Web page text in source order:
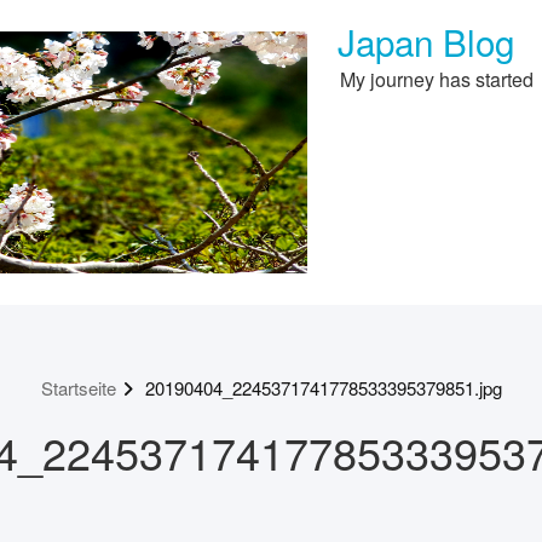
Japan Blog
My journey has started
Startseite 20190404_2245371741778533395379851.jpg